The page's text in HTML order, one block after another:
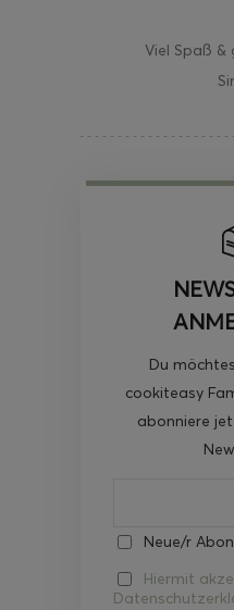
Viel Spaß &
Du
cookiteasy
abonniere
Neue/r
Hiermit